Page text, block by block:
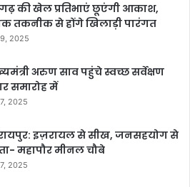
की खेल प्रतिभाएं छूएंगी आकाश,
तकनीक से होंगे खिलाड़ी पारंगत
2025
अरुण साव पहुंचे स्वच्छ सर्वेक्षण
समारोह में
2025
इज़रायल से सीख, जनसहयोग से
महापौर मीनल चौबे
2025